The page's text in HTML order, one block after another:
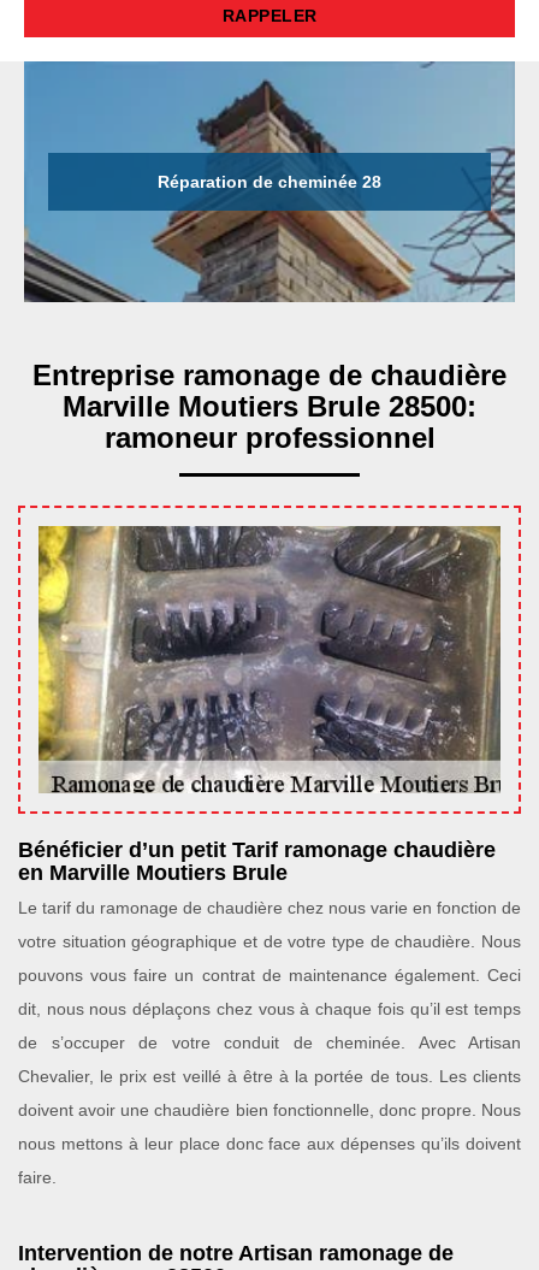
Réparation de cheminée 28
Entreprise ramonage de chaudière
Marville Moutiers Brule 28500:
ramoneur professionnel
Bénéficier d’un petit Tarif ramonage chaudière
en Marville Moutiers Brule
Le tarif du ramonage de chaudière chez nous varie en fonction de
votre situation géographique et de votre type de chaudière. Nous
pouvons vous faire un contrat de maintenance également. Ceci
dit, nous nous déplaçons chez vous à chaque fois qu’il est temps
de s’occuper de votre conduit de cheminée. Avec Artisan
Chevalier, le prix est veillé à être à la portée de tous. Les clients
doivent avoir une chaudière bien fonctionnelle, donc propre. Nous
nous mettons à leur place donc face aux dépenses qu’ils doivent
faire.
Intervention de notre Artisan ramonage de